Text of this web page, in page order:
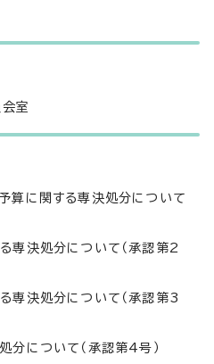
室
算に関する専決処分について
専決処分について（承認第2
専決処分について（承認第3
分について（承認第4号）